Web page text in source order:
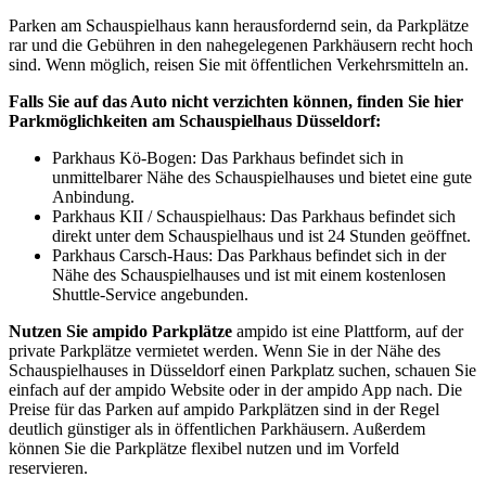
Parken am Schauspielhaus kann herausfordernd sein, da Parkplätze
rar und die Gebühren in den nahegelegenen Parkhäusern recht hoch
sind. Wenn möglich, reisen Sie mit öffentlichen Verkehrsmitteln an.
Falls Sie auf das Auto nicht verzichten können, finden Sie hier
Parkmöglichkeiten am Schauspielhaus Düsseldorf:
Parkhaus Kö-Bogen: Das Parkhaus befindet sich in
unmittelbarer Nähe des Schauspielhauses und bietet eine gute
Anbindung.
Parkhaus KII / Schauspielhaus: Das Parkhaus befindet sich
direkt unter dem Schauspielhaus und ist 24 Stunden geöffnet.
Parkhaus Carsch-Haus: Das Parkhaus befindet sich in der
Nähe des Schauspielhauses und ist mit einem kostenlosen
Shuttle-Service angebunden.
Nutzen Sie ampido Parkplätze ampido ist eine Plattform, auf der
private Parkplätze vermietet werden. Wenn Sie in der Nähe des
Schauspielhauses in Düsseldorf einen Parkplatz suchen, schauen Sie
einfach auf der ampido Website oder in der ampido App nach. Die
Preise für das Parken auf ampido Parkplätzen sind in der Regel
deutlich günstiger als in öffentlichen Parkhäusern. Außerdem
können Sie die Parkplätze flexibel nutzen und im Vorfeld
reservieren.